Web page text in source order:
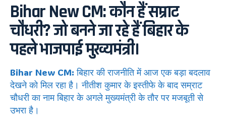
Bihar New CM: कौन हैं सम्राट
चौधरी? जो बनने जा रहे हैं बिहार के
पहले भाजपाई मुख्यमंत्री।
Bihar New CM: बिहार की राजनीति में आज एक बड़ा बदलाव
देखने को मिल रहा है। नीतीश कुमार के इस्तीफे के बाद सम्राट
चौधरी का नाम बिहार के अगले मुख्यमंत्री के तौर पर मजबूती से
उभरा है।